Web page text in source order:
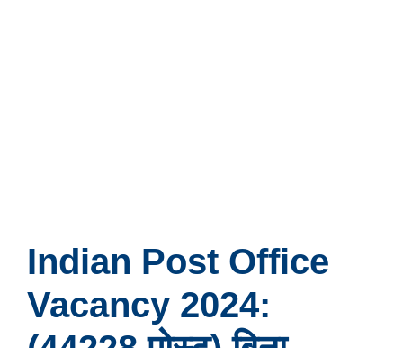
Indian Post Office
Vacancy 2024: